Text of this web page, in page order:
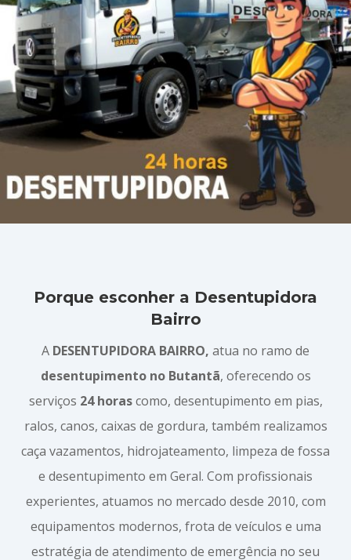
Porque esconher a Desentupidora
Bairro
A DESENTUPIDORA BAIRRO, atua no ramo de
desentupimento no Butantã, oferecendo os
serviços 24 horascomo, desentupimento em pias,
ralos, canos, caixas de gordura, também realizamos
caça vazamentos, hidrojateamento, limpeza de fossa
e desentupimento em Geral. Com profissionais
experientes, atuamos no mercado desde 2010, com
equipamentos modernos, frota de veículos e uma
estratégia de atendimento de emergência no seu